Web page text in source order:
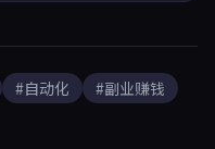
#自动化
#副业赚钱